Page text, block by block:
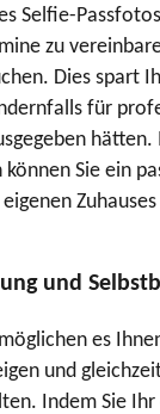
Selfie-
zu
Dies spart
für
Sie ein
und
es
und
Indem Sie Ihr